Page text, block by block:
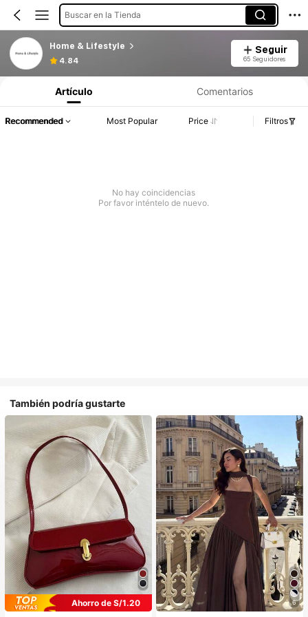
Buscar en la Tienda
Home & Lifestyle
4.84
Seguir
65 Seguidores
Artículo Comentarios
Recommended Most Popular Price Filtros
No hay coincidencias
Por favor inténtelo de nuevo.
También podría gustarte
Ahorro de S/1.20
6